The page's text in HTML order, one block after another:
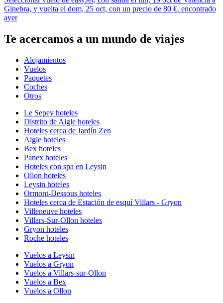
Ginebra, y vuelta el dom, 25 oct, con un precio de 80 €. encontrado
ayer
Te acercamos a un mundo de viajes
Alojamientos
Vuelos
Paquetes
Coches
Otros
Le Sepey hoteles
Distrito de Aigle hoteles
Hoteles cerca de Jardín Zen
Aigle hoteles
Bex hoteles
Panex hoteles
Hoteles con spa en Leysin
Ollon hoteles
Leysin hoteles
Ormont-Dessous hoteles
Hoteles cerca de Estación de esquí Villars - Gryon
Villeneuve hoteles
Villars-Sur-Ollon hoteles
Gryon hoteles
Roche hoteles
Vuelos a Leysin
Vuelos a Gryon
Vuelos a Villars-sur-Ollon
Vuelos a Bex
Vuelos a Ollon